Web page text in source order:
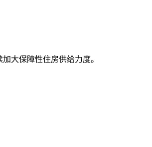
大保障性住房供给力度。